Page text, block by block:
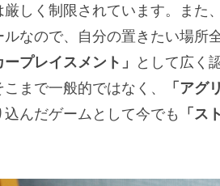
しく制限されています。また
なので、自分の置きたい場所
ープレイスメント」
として広く
まで一般的ではなく、
「アグ
んだゲームとして今でも
「ス